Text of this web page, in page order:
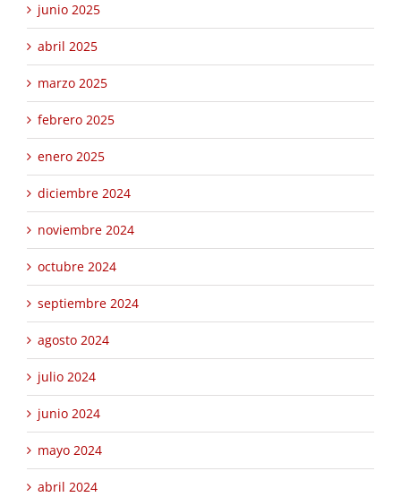
junio 2025
abril 2025
marzo 2025
febrero 2025
enero 2025
diciembre 2024
noviembre 2024
octubre 2024
septiembre 2024
agosto 2024
julio 2024
junio 2024
mayo 2024
abril 2024